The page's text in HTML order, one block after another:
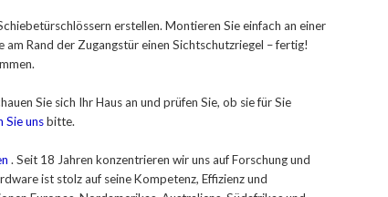
erstellen. Montieren Sie einfach an einer
Rand der Zugangstür einen Sichtschutzriegel – fertig!
Sie sich Ihr Haus an und prüfen Sie, ob sie für Sie
Sie unsbitte.
. Seit 18 Jahren konzentrieren wir uns auf Forschung und
ist stolz auf seine Kompetenz, Effizienz und